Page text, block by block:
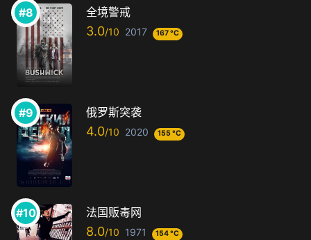
全境警戒
3.0 2017 167 °C
俄罗斯突袭
4.0 2020 155 °C
法国贩毒网
8.0 1971 154 °C